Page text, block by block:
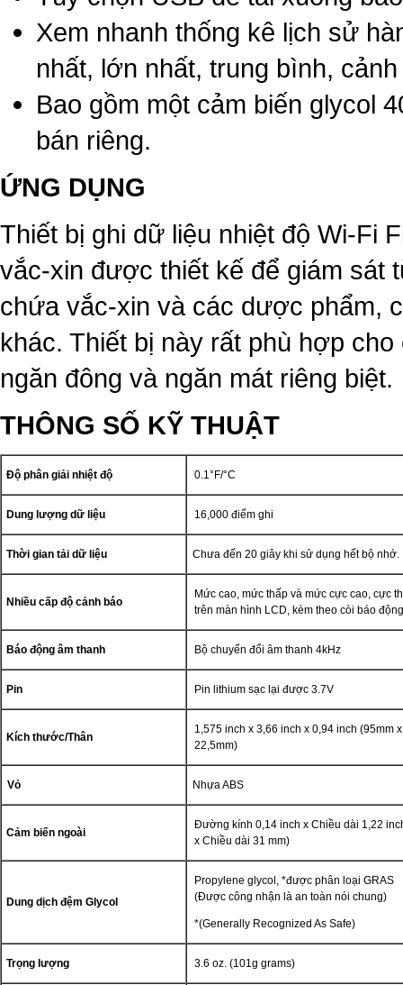
Xem nhanh thống kê lịch sử
nhất, lớn nhất, trung bình,
Bao gồm một cảm biến glycol
bán riêng.
ỨNG DỤNG
Thiết bị ghi dữ liệu nhiệt độ Wi-Fi
vắc-xin được thiết kế để giám sát
chứa vắc-xin và các dược phẩm,
khác. Thiết bị này rất phù hợp
ngăn đông và ngăn mát riêng biệt.
THÔNG SỐ KỸ THUẬT
Độ phân giải nhiệt độ 0.1°F/°C
Dung lượng dữ liệu 16,000 điểm ghi
Thời gian tải dữ liệu Chưa đến 20 giây khi sử dụng hết bộ nhớ.
Nhiều cấp độ cảnh báo
Mức cao, mức thấp và mức cực cao, cực
trên màn hình LCD, kèm theo còi báo
Báo động âm thanh Bộ chuyển đổi âm thanh 4kHz
Pin Pin lithium sạc lại được 3.7V
Kích thước/Thân
1,575 inch x 3,66 inch x 0,94 inch (95mm
22,5mm)
Vỏ Nhựa ABS
Cảm biến ngoài
Đường kính 0,14 inch x Chiều dài 1,22
x Chiều dài 31 mm)
Dung dịch đệm Glycol
Propylene glycol, *được
(Được công nhận là an toàn nói chung)
*(Generally Recognized As Safe)
Trọng lượng 3.6 oz. (101g grams)